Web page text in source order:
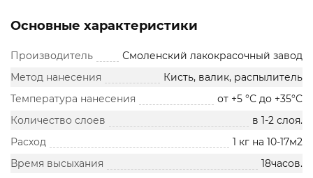
Основные характеристики
Производитель
Смоленский лакокрасочный завод
Метод нанесения
Кисть, валик, распылитель
Температура нанесения
от +5 °С до +35°С
Количество слоев
в 1-2 слоя.
Расход
1 кг на 10-17м2
Время высыхания
18часов.